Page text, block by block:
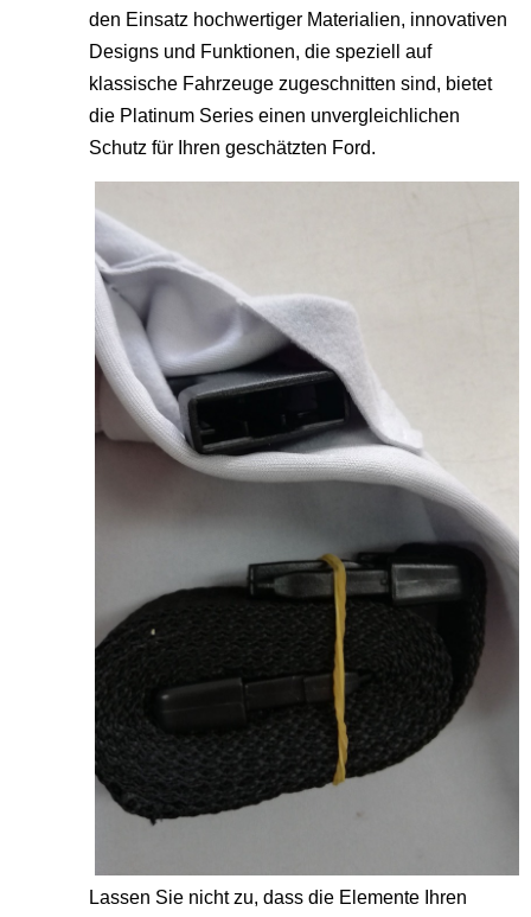
den Einsatz hochwertiger Materialien, innovativen
Designs und Funktionen, die speziell auf
klassische Fahrzeuge zugeschnitten sind, bietet
die Platinum Series einen unvergleichlichen
Schutz für Ihren geschätzten Ford.
Lassen Sie nicht zu, dass die Elemente Ihren